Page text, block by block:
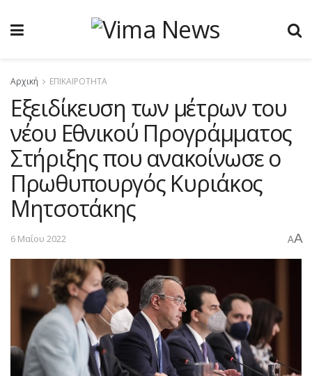
Αρχική ΕΠΙΚΑΙΡΟΤΗΤΑ
Εξειδίκευση των μέτρων του
νέου Εθνικού Προγράμματος
Στήριξης που ανακοίνωσε ο
Πρωθυπουργός Κυριάκος
Μητσοτάκης
6 Μαΐου 2022 AA